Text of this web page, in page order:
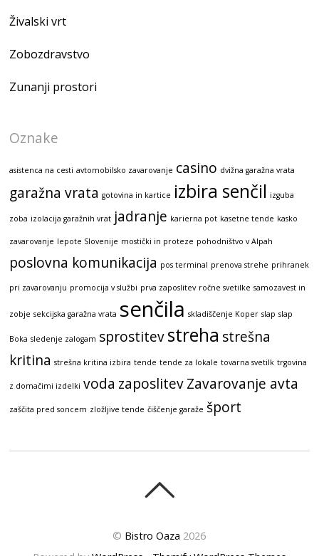
Živalski vrt
Zobozdravstvo
Zunanji prostori
Oznake
asistenca na cesti avtomobilsko zavarovanje casino dvižna garažna vrata
garažna vrata gotovina in kartice izbira senčil izguba
zoba izolacija garažnih vrat jadranje karierna pot kasetne tende kasko
zavarovanje lepote Slovenije mostički in proteze pohodništvo v Alpah
poslovna komunikacija pos terminal prenova strehe prihranek
pri zavarovanju promocija v službi prva zaposlitev ročne svetilke samozavest in
zobje sekcijska garažna vrata senčila skladiščenje Koper slap slap
Boka sledenje zalogam sprostitevstreha strešna
kritina strešna kritina izbira tende tende za lokale tovarna svetilk trgovina
z domačimi izdelki voda zaposlitevZavarovanje avta
zaščita pred soncem zložljive tende čiščenje garaže šport
© Bistro Oaza 2026